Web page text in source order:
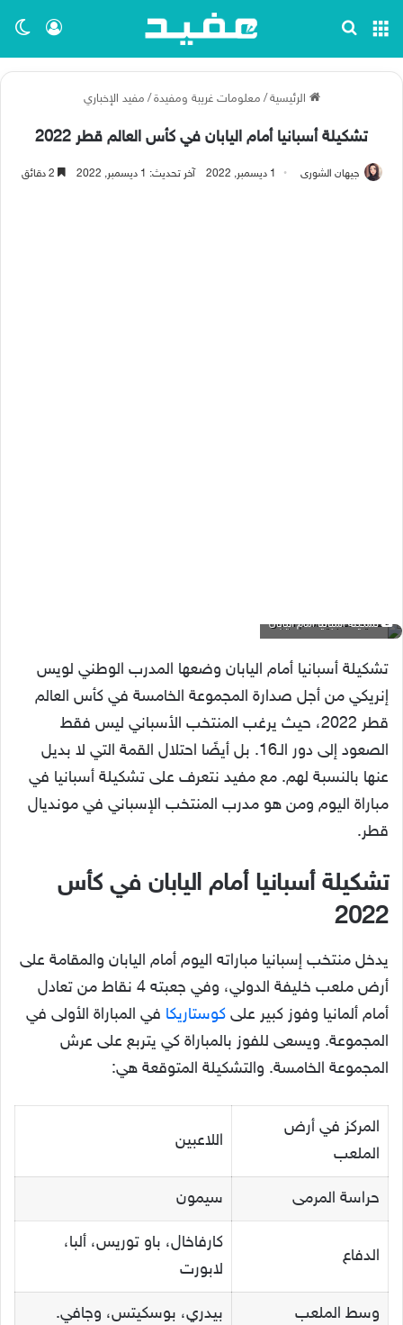
تسجيل القائمة
الرئيسية / معلومات غريبة ومفيدة / مفيد الإخباري
تشكيلة أسبانيا أمام اليابان في كأس العالم قطر 2022
جيهان الشورى 1 ديسمبر, 2022 آخر تحديث: 1 ديسمبر, 2022
تشكيلة اسبانيا أمام اليابان
تشكيلة أسبانيا أمام اليابان وضعها المدرب الوطني لويس
إنريكي من أجل صدارة المجموعة الخامسة في كأس العالم
قطر 2022، حيث يرغب المنتخب الأسباني ليس فقط
الصعود إلى دور الـ16. بل أيضًا احتلال القمة التي لا بديل
عنها بالنسبة لهم. مع مفيد نتعرف على تشكيلة أسبانيا في
مباراة اليوم ومن هو مدرب المنتخب الإسباني في مونديال
قطر.
تشكيلة أسبانيا أمام اليابان في كأس
2022
يدخل منتخب إسبانيا مباراته اليوم أمام اليابان والمقامة على
أرض ملعب خليفة الدولي، وفي جعبته 4 نقاط من تعادل
أمام ألمانيا وفوز كبير على كوستاريكا في المباراة الأولى في
المجموعة. ويسعى للفوز بالمباراة كي يتربع على عرش
المجموعة الخامسة. والتشكيلة المتوقعة هي:
المركز في أرض
الملعب
اللاعبين
حراسة المرمى سيمون
الدفاع
كارفاخال، باو توريس، ألبا،
لابورت
وسط الملعب بيدري، بوسكيتس، وجافي.